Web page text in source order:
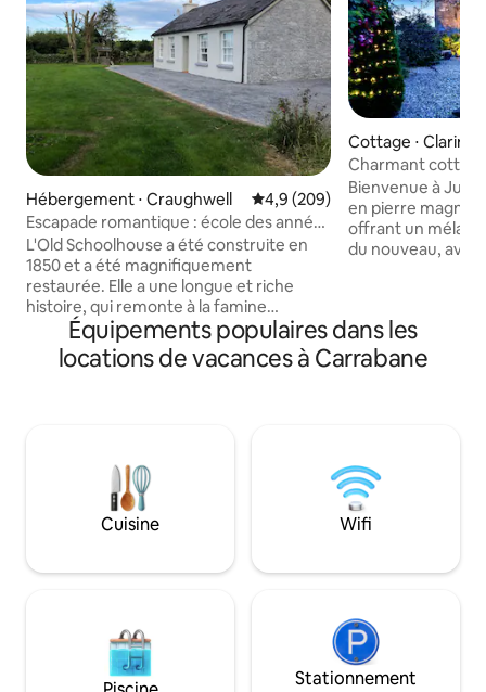
Hébergement ⋅ Craughwell Évaluation moyenne sur la
4,9 (209)
Escapade romantique : école des années
1850
L'Old Schoolhouse a été construite en
1850 et a été magnifiquement
restaurée. Elle a une longue et riche
histoire, qui remonte à la famine
irlandaise. Mon père est allé à l'école ici,
nous y avons vécu en famille en
grandissant et je voulais partager une
chaleureux. Nous venons d'ajouter un
espace de travail moderne et privé à
l'extérieur pour le télétravail : Internet
rapide, privé, moniteurs, idéal pour les
Cottage ⋅
Charmant
Bienvenue à
en pierre
offrant un
du nouveau,
Clarinbridge
l'huître et des
gastronomiques,
souffle dans le
majestueuses
Équipements populaires dans les
locations de vacances à Carrabane
Cuisine Wifi
Stationnement